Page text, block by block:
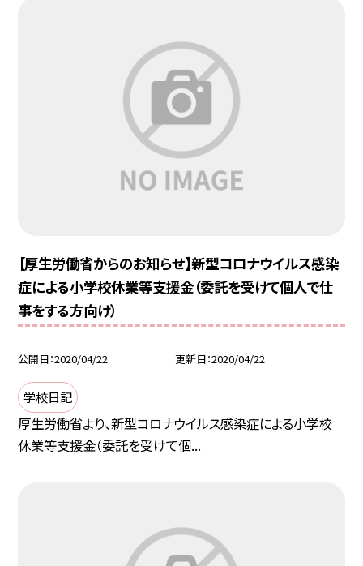
【厚生労働省からのお知らせ】新型コロナウイルス感染
症による小学校休業等支援金（委託を受けて個人で仕
事をする方向け）
公開日 2020/04/22 更新日 2020/04/22
学校日記
厚生労働省より、新型コロナウイルス感染症による小学校
休業等支援金（委託を受けて個...